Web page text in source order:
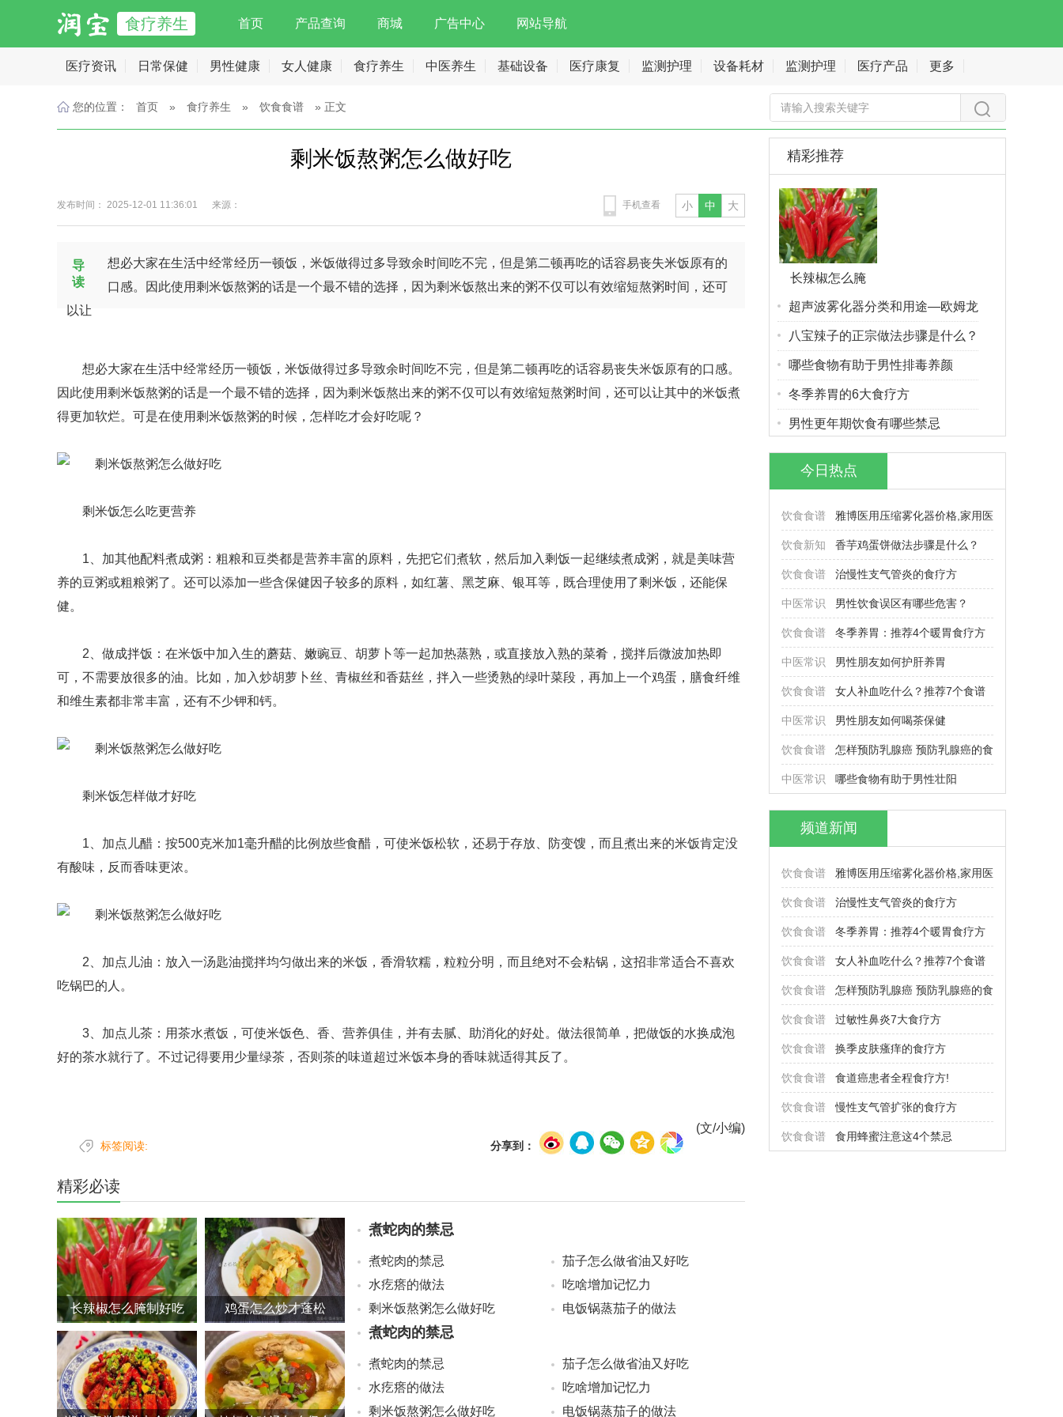
食疗养生 首页 产品查询 商城 广告中心 网站导航
医疗资讯 日常保健 男性健康 女人健康 食疗养生 中医养生 基础设备 医疗康复 监测护理 设备耗材 监测护理 医疗产品 更多
您的位置： 首页 » 食疗养生 » 饮食食谱 » 正文
剩米饭熬粥怎么做好吃
发布时间： 2025-12-01 11:36:01 来源： 小 中 大
手机查看
导
读
想必大家在生活中经常经历一顿饭，米饭做得过多导致余时间吃不完，但是第二顿再吃的话容易丧失米饭原有的
口感。因此使用剩米饭熬粥的话是一个最不错的选择，因为剩米饭熬出来的粥不仅可以有效缩短熬粥时间，还可
以让
想必大家在生活中经常经历一顿饭，米饭做得过多导致余时间吃不完，但是第二顿再吃的话容易丧失米饭原有的口感。
因此使用剩米饭熬粥的话是一个最不错的选择，因为剩米饭熬出来的粥不仅可以有效缩短熬粥时间，还可以让其中的米饭煮
得更加软烂。可是在使用剩米饭熬粥的时候，怎样吃才会好吃呢？
剩米饭怎么吃更营养
1、加其他配料煮成粥：粗粮和豆类都是营养丰富的原料，先把它们煮软，然后加入剩饭一起继续煮成粥，就是美味营
养的豆粥或粗粮粥了。还可以添加一些含保健因子较多的原料，如红薯、黑芝麻、银耳等，既合理使用了剩米饭，还能保
健。
2、做成拌饭：在米饭中加入生的蘑菇、嫩豌豆、胡萝卜等一起加热蒸熟，或直接放入熟的菜肴，搅拌后微波加热即
可，不需要放很多的油。比如，加入炒胡萝卜丝、青椒丝和香菇丝，拌入一些烫熟的绿叶菜段，再加上一个鸡蛋，膳食纤维
和维生素都非常丰富，还有不少钾和钙。
剩米饭怎样做才好吃
1、加点儿醋：按500克米加1毫升醋的比例放些食醋，可使米饭松软，还易于存放、防变馊，而且煮出来的米饭肯定没
有酸味，反而香味更浓。
2、加点儿油：放入一汤匙油搅拌均匀做出来的米饭，香滑软糯，粒粒分明，而且绝对不会粘锅，这招非常适合不喜欢
吃锅巴的人。
3、加点儿茶：用茶水煮饭，可使米饭色、香、营养俱佳，并有去腻、助消化的好处。做法很简单，把做饭的水换成泡
好的茶水就行了。不过记得要用少量绿茶，否则茶的味道超过米饭本身的香味就适得其反了。
(文/小编)
标签阅读: 分享到：
精彩必读
长辣椒怎么腌制好吃 鸡蛋怎么炒才蓬松
煮蛇肉的禁忌
煮蛇肉的禁忌
茄子怎么做省油又好吃
水疙瘩的做法
吃啥增加记忆力
剩米饭熬粥怎么做好吃
电饭锅蒸茄子的做法
煮蛇肉的禁忌
煮蛇肉的禁忌
茄子怎么做省油又好吃
水疙瘩的做法
吃啥增加记忆力
剩米饭熬粥怎么做好吃
电饭锅蒸茄子的做法
精彩推荐
长辣椒怎么腌
超声波雾化器分类和用途—欧姆龙
八宝辣子的正宗做法步骤是什么？
哪些食物有助于男性排毒养颜
冬季养胃的6大食疗方
男性更年期饮食有哪些禁忌
今日热点
饮食食谱 雅博医用压缩雾化器价格,家用医
饮食新知 香芋鸡蛋饼做法步骤是什么？
饮食食谱 治慢性支气管炎的食疗方
中医常识 男性饮食误区有哪些危害？
饮食食谱 冬季养胃：推荐4个暖胃食疗方
中医常识 男性朋友如何护肝养胃
饮食食谱 女人补血吃什么？推荐7个食谱
中医常识 男性朋友如何喝茶保健
饮食食谱 怎样预防乳腺癌 预防乳腺癌的食
中医常识 哪些食物有助于男性壮阳
频道新闻
饮食食谱 雅博医用压缩雾化器价格,家用医
饮食食谱 治慢性支气管炎的食疗方
饮食食谱 冬季养胃：推荐4个暖胃食疗方
饮食食谱 女人补血吃什么？推荐7个食谱
饮食食谱 怎样预防乳腺癌 预防乳腺癌的食
饮食食谱 过敏性鼻炎7大食疗方
饮食食谱 换季皮肤瘙痒的食疗方
饮食食谱 食道癌患者全程食疗方!
饮食食谱 慢性支气管扩张的食疗方
饮食食谱 食用蜂蜜注意这4个禁忌